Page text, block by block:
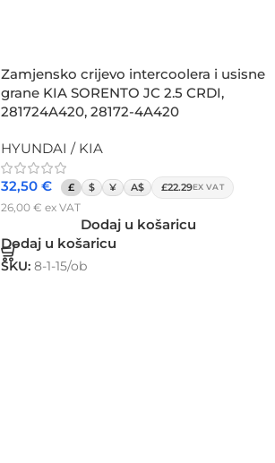
Zamjensko crijevo intercoolera i usisne
grane KIA SORENTO JC 2.5 CRDI,
281724A420, 28172-4A420
HYUNDAI / KIA
32,50 € £ $ ¥ A$ £22.29EX VAT
26,00 € ex VAT
Dodaj u košaricu
Dodaj u košaricu
SKU: 8-1-15/ob